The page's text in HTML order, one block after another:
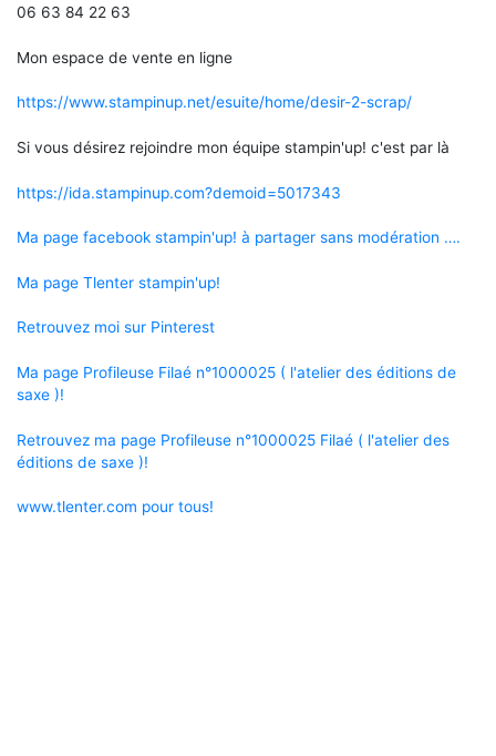
06 63 84 22 63
Mon espace de vente en ligne
https://www.stampinup.net/esuite/home/desir-2-scrap/
Si vous désirez rejoindre mon équipe stampin'up! c'est par là
https://ida.stampinup.com?demoid=5017343
Ma page facebook stampin'up! à partager sans modération ….
Ma page Tlenter stampin'up!
Retrouvez moi sur Pinterest
Ma page Profileuse Filaé n°1000025 ( l'atelier des éditions de
saxe )!
Retrouvez ma page Profileuse n°1000025 Filaé ( l'atelier des
éditions de saxe )!
www.tlenter.com pour tous!